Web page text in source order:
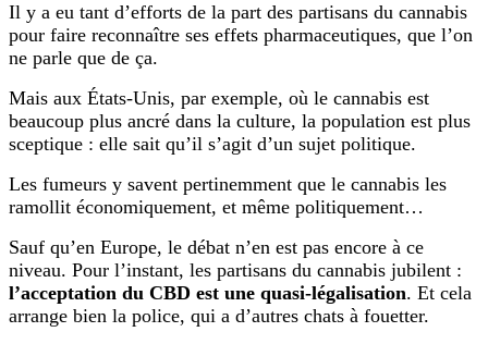
Il y a eu tant d’efforts de la part des partisans du cannabis
pour faire reconnaître ses effets pharmaceutiques, que l’on
ne parle que de ça.
Mais aux États-Unis, par exemple, où le cannabis est
beaucoup plus ancré dans la culture, la population est plus
sceptique : elle sait qu’il s’agit d’un sujet politique.
Les fumeurs y savent pertinemment que le cannabis les
ramollit économiquement, et même politiquement…
Sauf qu’en Europe, le débat n’en est pas encore à ce
niveau. Pour l’instant, les partisans du cannabis jubilent :
l’acceptation du CBD est une quasi-légalisation. Et cela
arrange bien la police, qui a d’autres chats à fouetter.